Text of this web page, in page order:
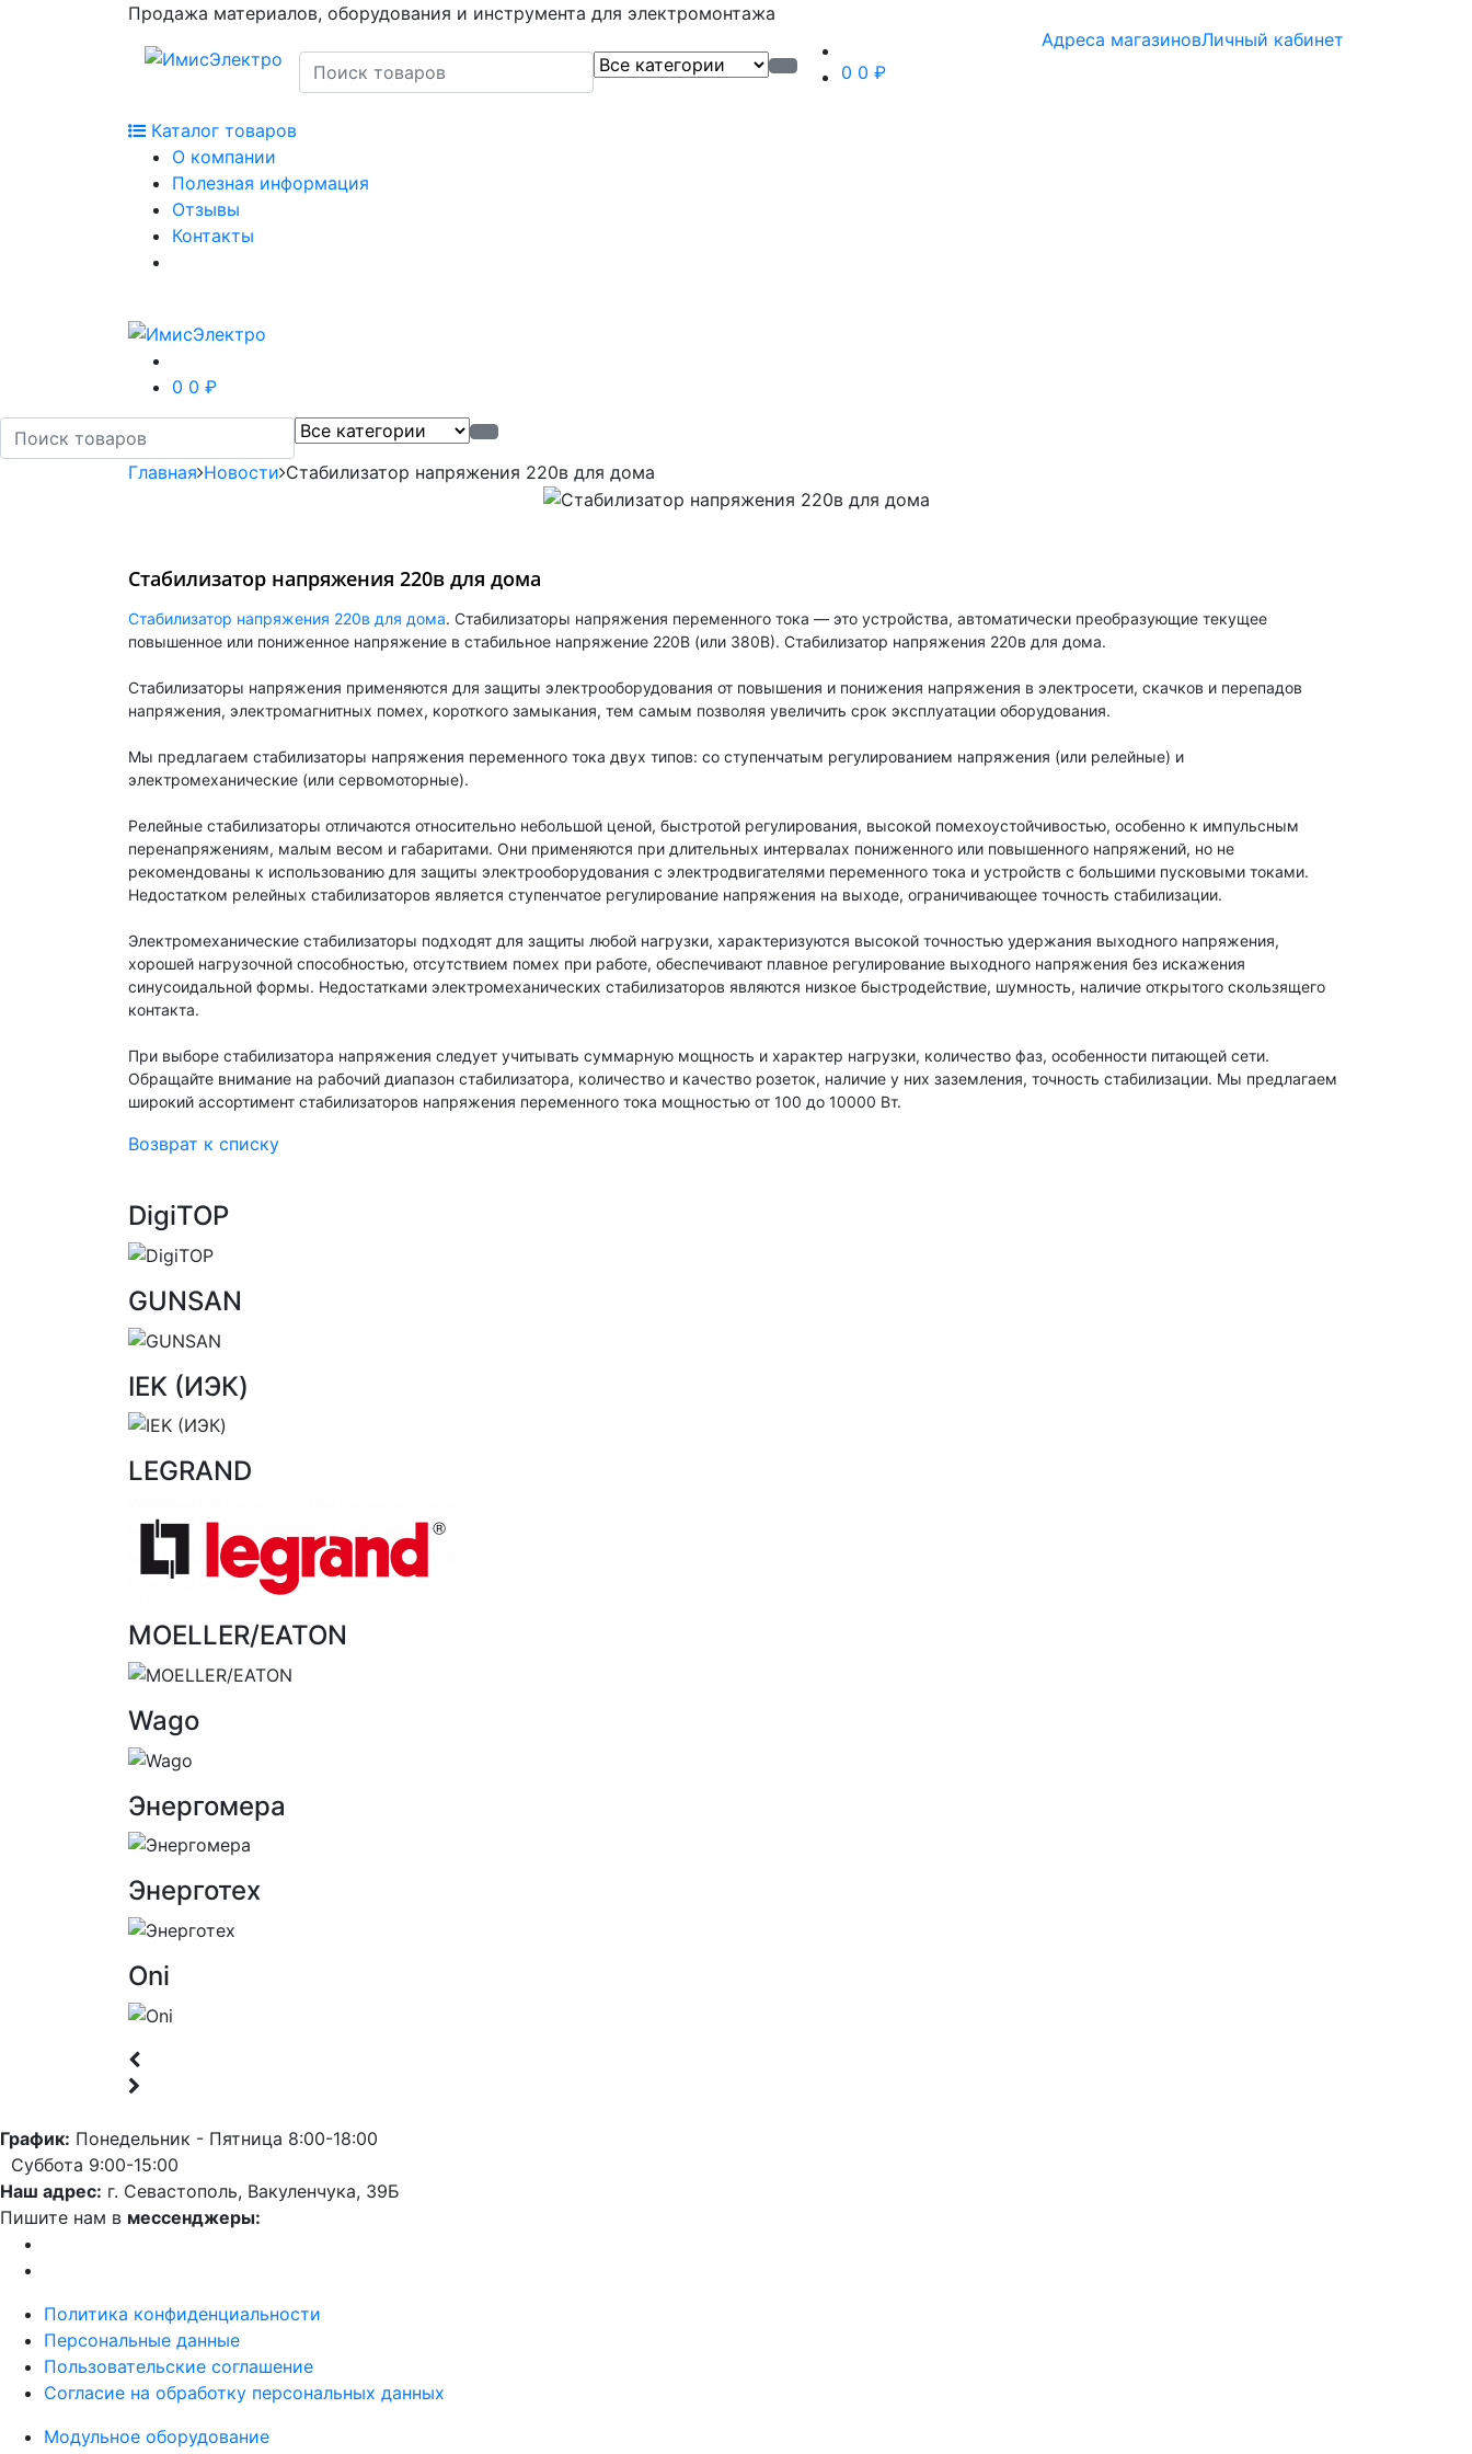
Продажа материалов, оборудования и инструмента для электромонтажа
Адреса магазиновЛичный кабинет
0 0 ₽
Каталог товаров
О компании
Полезная информация
Отзывы
Контакты
0 0 ₽
Главная Новости Стабилизатор напряжения 220в для дома
Стабилизатор напряжения 220в для дома
Стабилизатор напряжения 220в для дома. Стабилизаторы напряжения переменного тока — это устройства, автоматически преобразующие текущее
повышенное или пониженное напряжение в стабильное напряжение 220В (или 380В). Стабилизатор напряжения 220в для дома.
Стабилизаторы напряжения применяются для защиты электрооборудования от повышения и понижения напряжения в электросети, скачков и перепадов
напряжения, электромагнитных помех, короткого замыкания, тем самым позволяя увеличить срок эксплуатации оборудования.
Мы предлагаем стабилизаторы напряжения переменного тока двух типов: со ступенчатым регулированием напряжения (или релейные) и
электромеханические (или сервомоторные).
Релейные стабилизаторы отличаются относительно небольшой ценой, быстротой регулирования, высокой помехоустойчивостью, особенно к импульсным
перенапряжениям, малым весом и габаритами. Они применяются при длительных интервалах пониженного или повышенного напряжений, но не
рекомендованы к использованию для защиты электрооборудования с электродвигателями переменного тока и устройств с большими пусковыми токами.
Недостатком релейных стабилизаторов является ступенчатое регулирование напряжения на выходе, ограничивающее точность стабилизации.
Электромеханические стабилизаторы подходят для защиты любой нагрузки, характеризуются высокой точностью удержания выходного напряжения,
хорошей нагрузочной способностью, отсутствием помех при работе, обеспечивают плавное регулирование выходного напряжения без искажения
синусоидальной формы. Недостатками электромеханических стабилизаторов являются низкое быстродействие, шумность, наличие открытого скользящего
контакта.
При выборе стабилизатора напряжения следует учитывать суммарную мощность и характер нагрузки, количество фаз, особенности питающей сети.
Обращайте внимание на рабочий диапазон стабилизатора, количество и качество розеток, наличие у них заземления, точность стабилизации. Мы предлагаем
широкий ассортимент стабилизаторов напряжения переменного тока мощностью от 100 до 10000 Вт.
Возврат к списку
DigiTOP
GUNSAN
IEK (ИЭК)
LEGRAND
MOELLER/EATON
Wago
Энергомера
Энерготех
Oni
График: Понедельник - Пятница 8:00-18:00
Суббота 9:00-15:00
Наш адрес: г. Севастополь, Вакуленчука, 39Б
Пишите нам в мессенджеры:
Политика конфиденциальности
Персональные данные
Пользовательские соглашение
Согласие на обработку персональных данных
Модульное оборудование